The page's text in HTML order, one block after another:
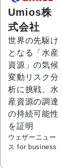
Umios株
式会社
世界の先駆け
となる「水産
資源」の気候
変動リスク分
析に挑戦、水
産資源の調達
の持続可能性
を証明
ウェザーニュー
ス for business